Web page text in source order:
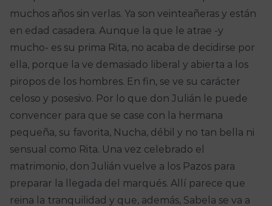
muchos años sin verlas. Ya son veinteañeras y están
en edad casadera. Aunque la que le atrae -y
mucho- es su prima Rita, no acaba de decidirse por
ella, porque la ve demasiado liberal y abierta a los
piropos de los hombres. En fin, se ve su carácter
celoso y posesivo. Por lo que don Julián le puede
convencer para que se case con la hermana
pequeña, su favorita, Nucha, débil y no tan bella ni
sensual como Rita. Una vez celebrado el
matrimonio, don Julián vuelve a los Pazos para
preparar la llegada del marqués. Allí parece que
reina la tranquilidad y que, además, Sabela se va a